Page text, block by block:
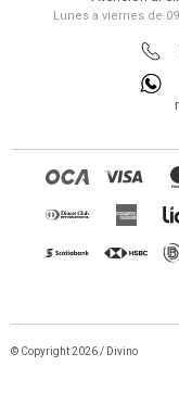
Lunes a viernes de
© Copyright 2026 / Divino